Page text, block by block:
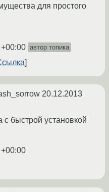
для простого
автор топика
20.12.2013
с быстрой установкой